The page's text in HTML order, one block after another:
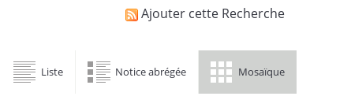
Ajouter cette Recherche
Liste Notice abrégée Mosaïque